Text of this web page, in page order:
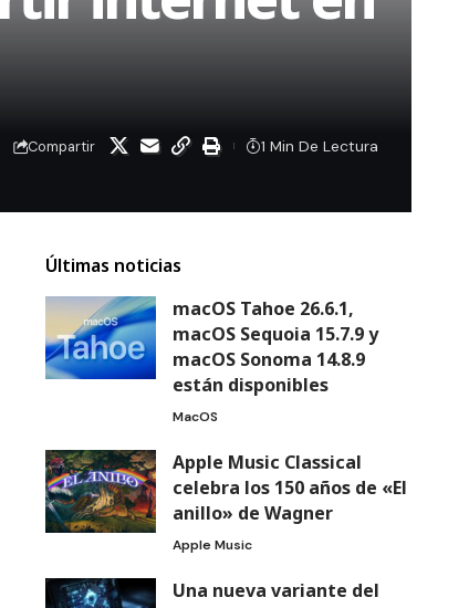
Compartir 1 Min De Lectura
Últimas noticias
macOS Tahoe 26.6.1,
macOS Sequoia 15.7.9 y
macOS Sonoma 14.8.9
están disponibles
MacOS
Apple Music Classical
celebra los 150 años de «El
anillo» de Wagner
Apple Music
Una nueva variante del